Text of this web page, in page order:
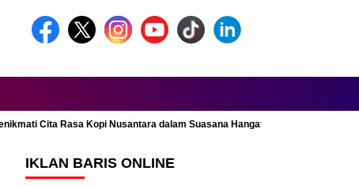
Cita Rasa Kopi Nusantara dalam Suasana Hangat dan Nyaman
IKLAN BARIS ONLINE